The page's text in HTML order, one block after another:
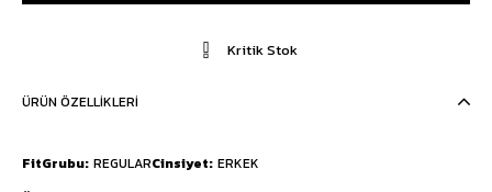
Kritik Stok
ÜRÜN ÖZELLIKLERI
FitGrubu REGULARCinsiyet ERKEK